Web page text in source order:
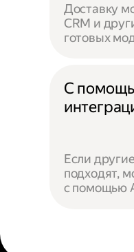
Доставку
CRM и
готовых
С
Если
подходят,
с помощью